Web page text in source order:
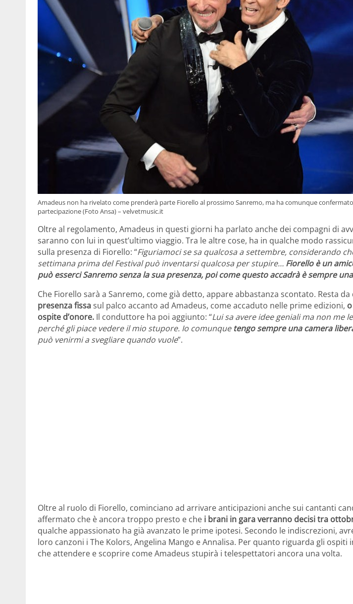
Amadeus non ha rivelato come prenderà parte Fiorello al prossimo Sanremo, ma ha comunque
partecipazione (Foto Ansa) – velvetmusic.it
Oltre al regolamento, Amadeus in questi giorni ha parlato anche dei compagni di
saranno con lui in quest’ultimo viaggio. Tra le altre cose, ha in qualche modo
sulla presenza di Fiorello: “Figuriamoci se sa qualcosa a settembre, considerando
settimana prima del Festival può inventarsi qualcosa per stupire… Fiorello è un
può esserci Sanremo senza la sua presenza, poi come questo accadrà è sempre
Che Fiorello sarà a Sanremo, come già detto, appare abbastanza scontato. Resta da
presenza fissasul palco accanto ad Amadeus, come accaduto nelle prime edizioni,
ospite d’onore. Il conduttore ha poi aggiunto: “Lui sa avere idee geniali ma non me
perché gli piace vedere il mio stupore. Io comunque tengo sempre una camera
può venirmi a svegliare quando vuole”.
Oltre al ruolo di Fiorello, cominciano ad arrivare anticipazioni anche sui cantanti
affermato che è ancora troppo presto e che i brani in gara verranno decisi tra
qualche appassionato ha già avanzato le prime ipotesi. Secondo le indiscrezioni,
loro canzoni i The Kolors, Angelina Mango e Annalisa. Per quanto riguarda gli ospiti
che attendere e scoprire come Amadeus stupirà i telespettatori ancora una volta.